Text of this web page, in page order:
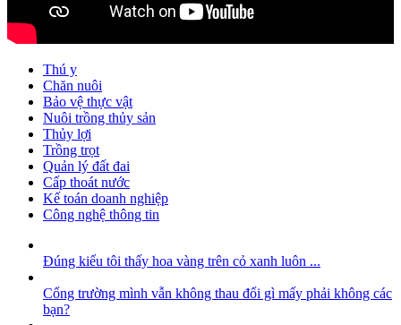
Thú y
Chăn nuôi
Bảo vệ thực vật
Nuôi trồng thủy sản
Thủy lợi
Trồng trọt
Quản lý đất đai
Cấp thoát nước
Kế toán doanh nghiệp
Công nghệ thông tin
Đúng kiểu tôi thấy hoa vàng trên cỏ xanh luôn ...
Cổng trường mình vẫn không thau đổi gì mấy phải không các
bạn?